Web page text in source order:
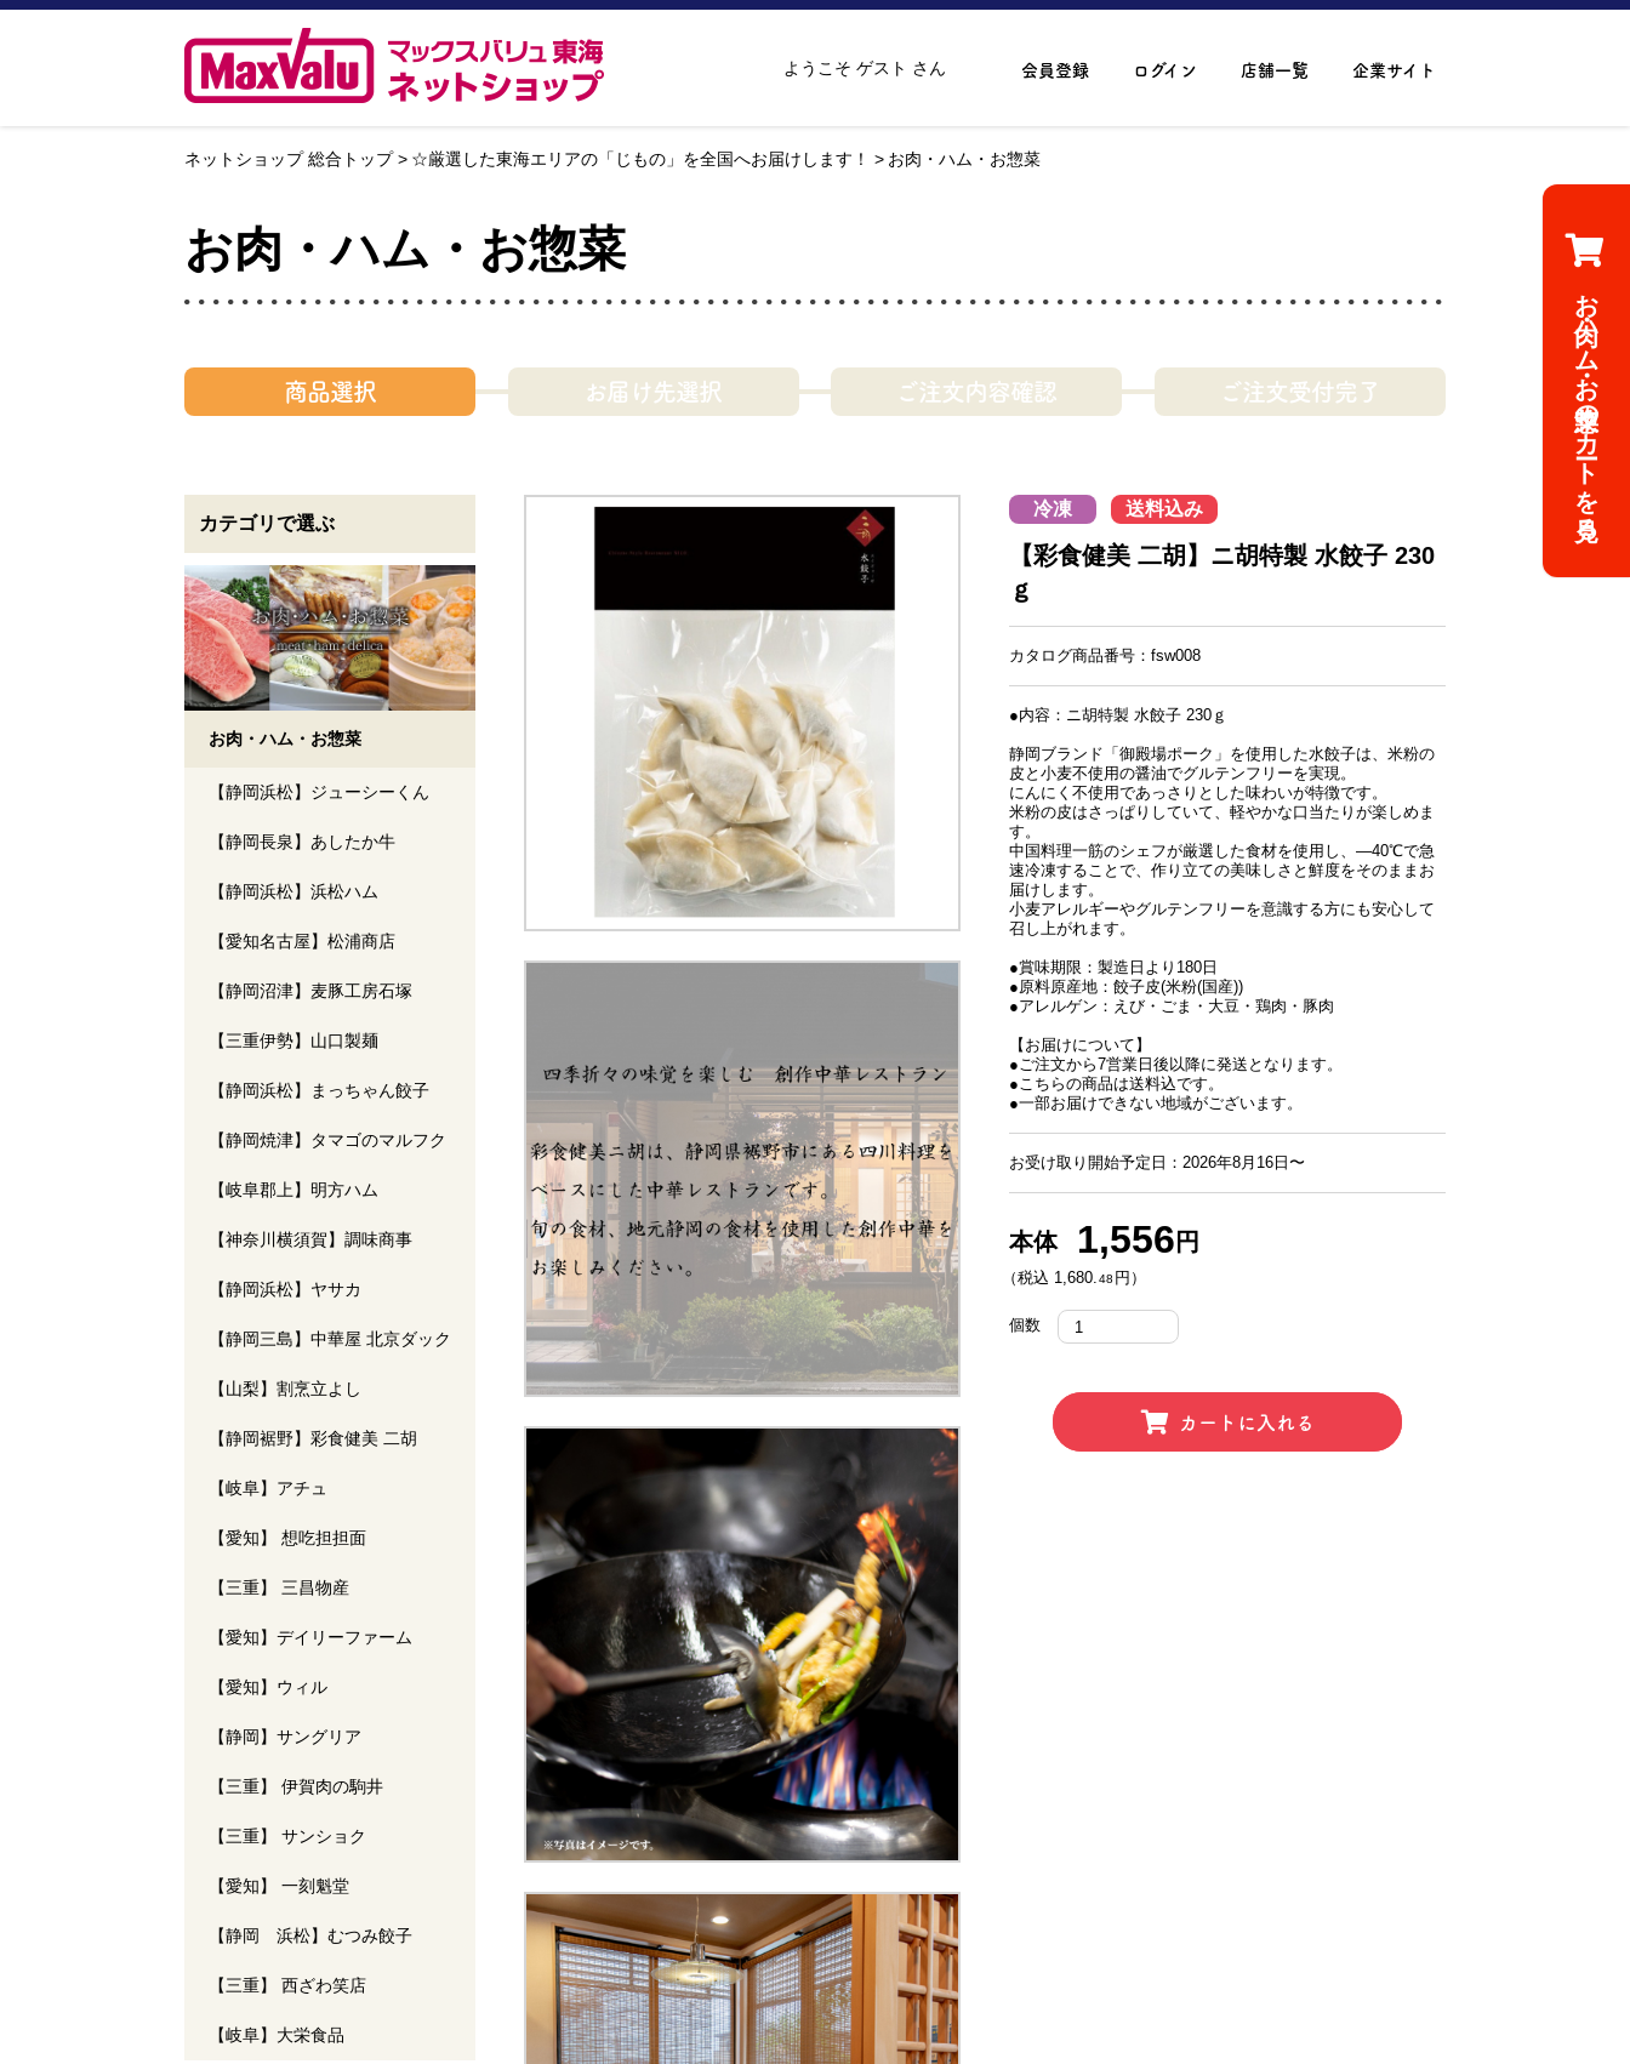
ようこそ ゲスト さん 会員登録 ログイン 店舗一覧 企業サイト
ネットショップ 総合トップ ☆厳選した東海エリアの「じもの」を全国へお届けします！ お肉・ハム・お惣菜
お肉・ハム・お惣菜
商品選択 お届け先選択 ご注文内容確認 ご注文受付完了
カテゴリで選ぶ
お肉・ハム・お惣菜
【静岡浜松】ジューシーくん
【静岡長泉】あしたか牛
【静岡浜松】浜松ハム
【愛知名古屋】松浦商店
【静岡沼津】麦豚工房石塚
【三重伊勢】山口製麺
【静岡浜松】まっちゃん餃子
【静岡焼津】タマゴのマルフク
【岐阜郡上】明方ハム
【神奈川横須賀】調味商事
【静岡浜松】ヤサカ
【静岡三島】中華屋 北京ダック
【山梨】割烹立よし
【静岡裾野】彩食健美 二胡
【岐阜】アチュ
【愛知】 想吃担担面
【三重】 三昌物産
【愛知】デイリーファーム
【愛知】ウィル
【静岡】サングリア
【三重】 伊賀肉の駒井
【三重】 サンショク
【愛知】 一刻魁堂
【静岡 浜松】むつみ餃子
【三重】 西ざわ笑店
【岐阜】大栄食品
冷凍 送料込み
【彩食健美 二胡】ニ胡特製 水餃子 230
ｇ
カタログ商品番号：fsw008
●内容：ニ胡特製 水餃子 230ｇ
静岡ブランド「御殿場ポーク」を使用した水餃子は、米粉の
皮と小麦不使用の醤油でグルテンフリーを実現。
にんにく不使用であっさりとした味わいが特徴です。
米粉の皮はさっぱりしていて、軽やかな口当たりが楽しめま
す。
中国料理一筋のシェフが厳選した食材を使用し、―40℃で急
速冷凍することで、作り立ての美味しさと鮮度をそのままお
届けします。
小麦アレルギーやグルテンフリーを意識する方にも安心して
召し上がれます。
●賞味期限：製造日より180日
●原料原産地：餃子皮(米粉(国産))
●アレルゲン：えび・ごま・大豆・鶏肉・豚肉
【お届けについて】
●ご注文から7営業日後以降に発送となります。
●こちらの商品は送料込です。
●一部お届けできない地域がございます。
お受け取り開始予定日：2026年8月16日〜
本体 1,556 円
（税込 1,680.48 円）
個数
カートに入れる
お肉・ハム・お惣菜のカートを見る